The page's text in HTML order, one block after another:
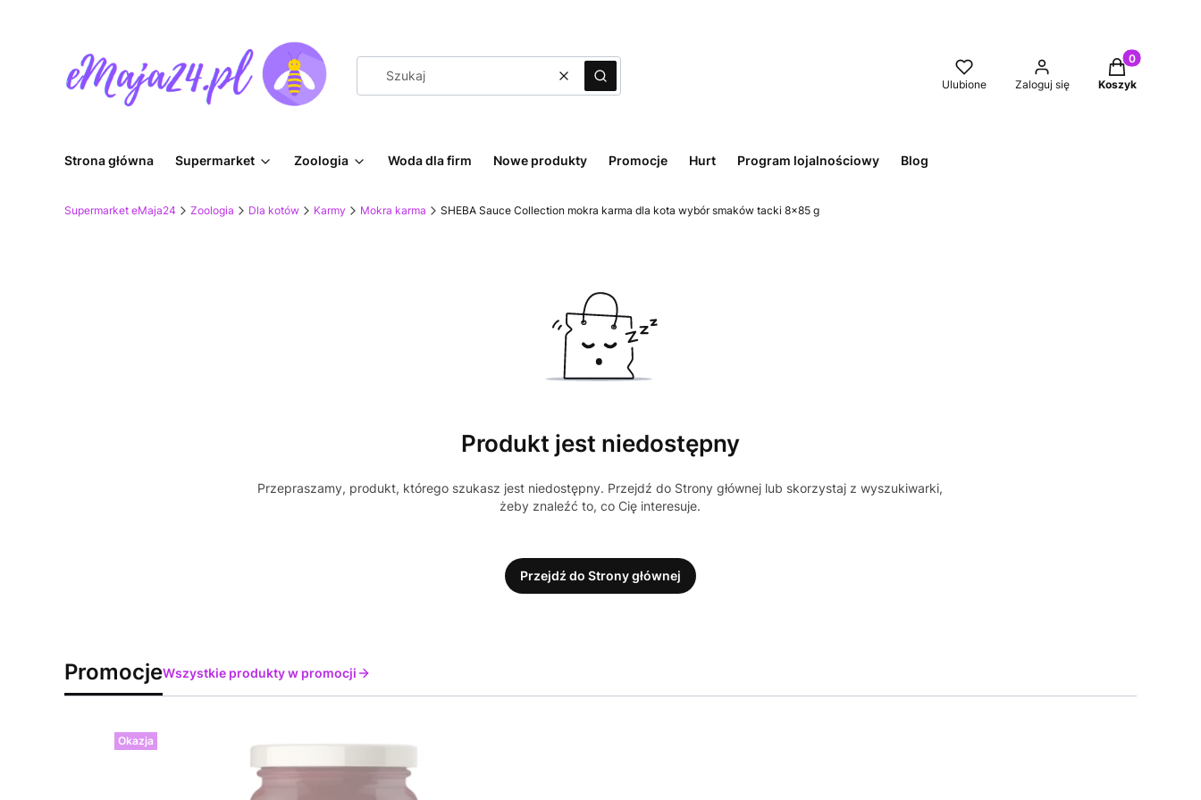
WyczyśćSzukaj Ulubione Zaloguj się
Produkty w
Koszyk
Strona główna Supermarket Zoologia Woda dla firm Nowe produkty Promocje Hurt Program lojalnościowy Blog
Supermarket eMaja24 Zoologia Dla kotów Karmy Mokra karma SHEBA Sauce Collection mokra karma dla kota wybór smaków tacki 8x85 g
Produkt jest niedostępny
Przepraszamy, produkt, którego szukasz jest niedostępny. Przejdź do Strony głównej lub skorzystaj z wyszukiwarki,
żeby znaleźć to, co Cię interesuje.
Przejdź do Strony głównej
PromocjeWszystkie produkty w promocji
Okazja